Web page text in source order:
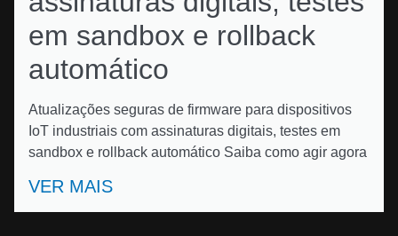
em sandbox e rollback
automático
Atualizações seguras de firmware para dispositivos
IoT industriais com assinaturas digitais, testes em
sandbox e rollback automático Saiba como agir agora
VER MAIS